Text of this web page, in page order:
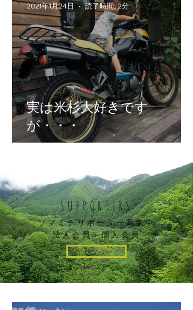
実は米杉大好きです
が・・・
2021年1月24日
読了時間: 2分
SUPPORTERS
ソマミチサポーター募集中
​法人会員・個人会員
詳しく見る